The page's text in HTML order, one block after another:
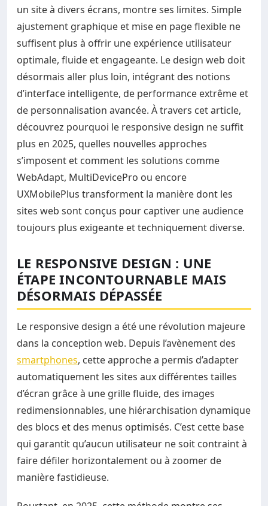
un site à divers écrans, montre ses limites. Simple
ajustement graphique et mise en page flexible ne
suffisent plus à offrir une expérience utilisateur
optimale, fluide et engageante. Le design web doit
désormais aller plus loin, intégrant des notions
d’interface intelligente, de performance extrême et
de personnalisation avancée. À travers cet article,
découvrez pourquoi le responsive design ne suffit
plus en 2025, quelles nouvelles approches
s’imposent et comment les solutions comme
WebAdapt, MultiDevicePro ou encore
UXMobilePlus transforment la manière dont les
sites web sont conçus pour captiver une audience
toujours plus exigeante et techniquement diverse.
LE RESPONSIVE DESIGN : UNE
ÉTAPE INCONTOURNABLE MAIS
DÉSORMAIS DÉPASSÉE
Le responsive design a été une révolution majeure
dans la conception web. Depuis l’avènement des
smartphones, cette approche a permis d’adapter
automatiquement les sites aux différentes tailles
d’écran grâce à une grille fluide, des images
redimensionnables, une hiérarchisation dynamique
des blocs et des menus optimisés. C’est cette base
qui garantit qu’aucun utilisateur ne soit contraint à
faire défiler horizontalement ou à zoomer de
manière fastidieuse.